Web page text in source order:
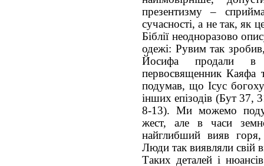
презентизму –
сучасності, а не так, як
Біблії неодноразово
одежі: Рувим так
Йосифа продали
первосвященник Каяфа
подумав, що Ісус
інших епізодів (Бут 37,
8-13). Ми можемо
жест, але в часи
найглибший вияв
Люди так виявляли свій
Таких деталей і